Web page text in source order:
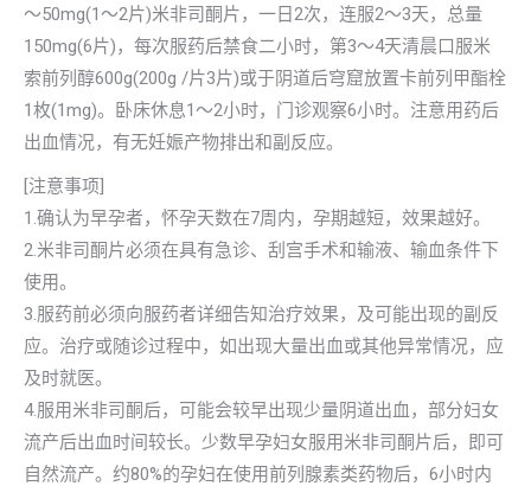
～50mg(1～2片)米非司酮片，一日2次，连服2～3天，总量
150mg(6片)，每次服药后禁食二小时，第3～4天清晨口服米
索前列醇600g(200g /片3片)或于阴道后穹窟放置卡前列甲酯栓
1枚(1mg)。卧床休息1～2小时，门诊观察6小时。注意用药后
出血情况，有无妊娠产物排出和副反应。
[注意事项]
1.确认为早孕者，怀孕天数在7周内，孕期越短，效果越好。
2.米非司酮片必须在具有急诊、刮宫手术和输液、输血条件下
使用。
3.服药前必须向服药者详细告知治疗效果，及可能出现的副反
应。治疗或随诊过程中，如出现大量出血或其他异常情况，应
及时就医。
4.服用米非司酮后，可能会较早出现少量阴道出血，部分妇女
流产后出血时间较长。少数早孕妇女服用米非司酮片后，即可
自然流产。约80%的孕妇在使用前列腺素类药物后，6小时内